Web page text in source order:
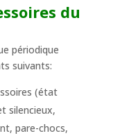
du
périodique
suivants:
(état
silencieux,
pare-chocs,